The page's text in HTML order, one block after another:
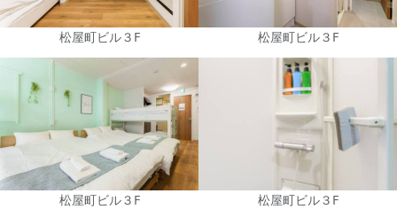
松屋町ビル３F 松屋町ビル３F
松屋町ビル３F 松屋町ビル３F